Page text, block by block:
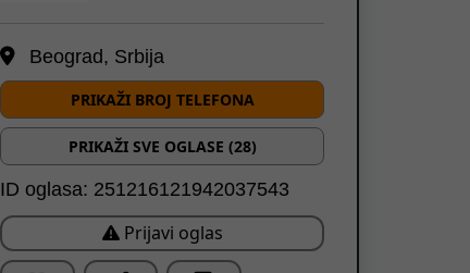
Beograd, Srbija
PRIKAŽI BROJ TELEFONA
PRIKAŽI SVE OGLASE (28)
ID oglasa: 251216121942037543
Prijavi oglas